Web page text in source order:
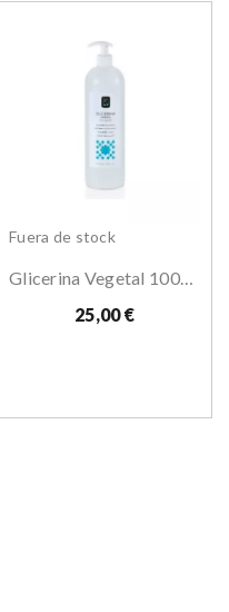
Fuera de stock
Glicerina Vegetal 1000 Ml
25,00 €